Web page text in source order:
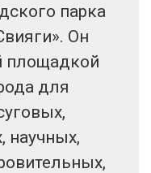
парка
Он
площадкой
для
научных,